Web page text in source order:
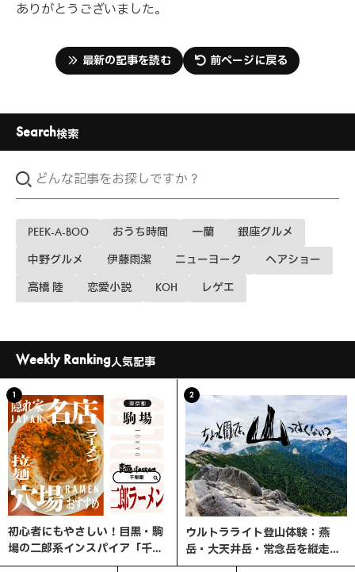
ありがとうございました。
最新の記事を読む 前ページに戻る
Search検索
PEEK-A-BOO おうち時間 一蘭 銀座グルメ
中野グルメ 伊藤雨潔 ニューヨーク ヘアショー
高橋 陸 恋愛小説 KOH レゲエ
Weekly Ranking人気記事
1
初心者にもやさしい！目黒・駒
場の二郎系インスパイア「千里
眼」へ行ってみた
2
ウルトラライト登山体験：燕
岳・大天井岳・常念岳を縦走す
る3日間の旅